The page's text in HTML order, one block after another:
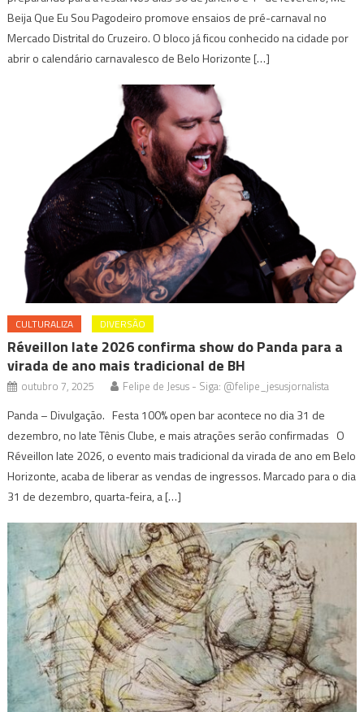
Beija Que Eu Sou Pagodeiro promove ensaios de pré-carnaval no
Mercado Distrital do Cruzeiro. O bloco já ficou conhecido na cidade por
abrir o calendário carnavalesco de Belo Horizonte […]
CULTURALIZA DIVERSÃO
Réveillon Iate 2026 confirma show do Panda para a
virada de ano mais tradicional de BH
outubro 7, 2025 Felipe de Jesus - Siga: @felipe_jesusjornalista
Panda – Divulgação. Festa 100% open bar acontece no dia 31 de
dezembro, no Iate Tênis Clube, e mais atrações serão confirmadas O
Réveillon Iate 2026, o evento mais tradicional da virada de ano em Belo
Horizonte, acaba de liberar as vendas de ingressos. Marcado para o dia
31 de dezembro, quarta-feira, a […]